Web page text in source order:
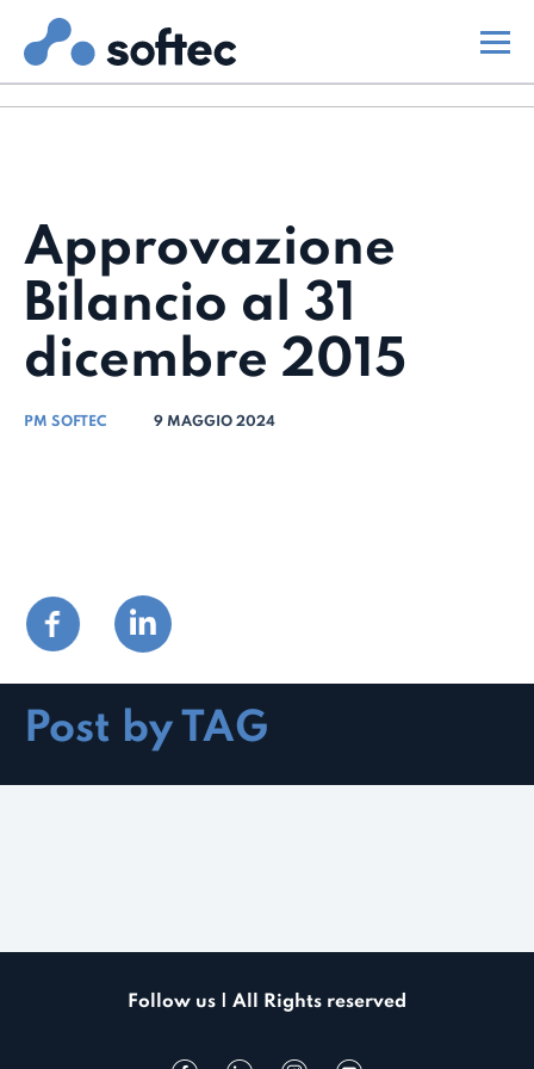
Approvazione
Bilancio al 31
dicembre 2015
PM SOFTEC 9 MAGGIO 2024
Post by TAG
Follow us | All Rights reserved